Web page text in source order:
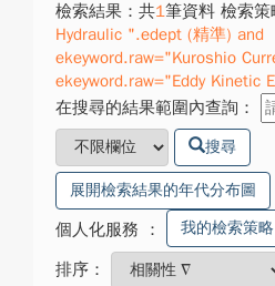
檢索結果：共1筆資料 檢索策
Hydraulic ".edept (精準) and
ekeyword.raw="Kuroshio
ekeyword.raw="Eddy Kinetic
在搜尋的結果範圍內查詢：
搜尋
展開檢索結果的年代分布圖
個人化服務 ： 我的檢索策略
排序：